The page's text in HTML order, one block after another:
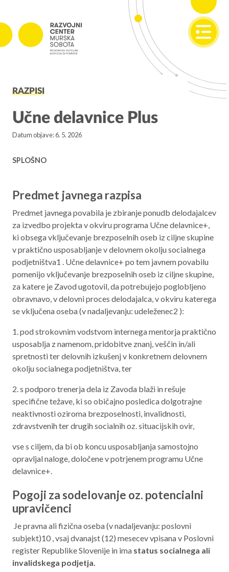
Projekti v izvajanju
Zaključeni projekti
PODJETNIŠTVO
SPOT
PONI
REGIONALNI RAZVOJ
Aktualno programsko obdobje 2021 – 2027
Obmejna problemska območja
O NAS
NAŠE STORITVE
REGIJA
AKTUALNO
RAZPISI
Učne delavnice Plus
Datum objave: 6. 5. 2026
SPLOŠNO
Predmet javnega razpisa
Predmet javnega povabila je zbiranje ponudb delodajalcev
za izvedbo projekta v okviru programa Učne delavnice+,
ki obsega vključevanje brezposelnih oseb iz ciljne skupine
v praktično usposabljanje v delovnem okolju socialnega
podjetništva1 . Učne delavnice+ po tem javnem povabilu
pomenijo vključevanje brezposelnih oseb iz ciljne skupine,
za katere je Zavod ugotovil, da potrebujejo poglobljeno
obravnavo, v delovni proces delodajalca, v okviru katerega
se vključena oseba (v nadaljevanju: udeleženec2 ):
1. pod strokovnim vodstvom internega mentorja praktično
usposablja z namenom, pridobitve znanj, veščin in/ali
spretnosti ter delovnih izkušenj v konkretnem delovnem
okolju socialnega podjetništva, ter
2. s podporo trenerja dela iz Zavoda blaži in rešuje
specifične težave, ki so običajno posledica dolgotrajne
neaktivnosti oziroma brezposelnosti, invalidnosti,
zdravstvenih ter drugih socialnih oz. situacijskih ovir,
vse s ciljem, da bi ob koncu usposabljanja samostojno
opravljal naloge, določene v potrjenem programu Učne
delavnice+.
Pogoji za sodelovanje oz. potencialni
upravičenci
Je pravna ali fizična oseba (v nadaljevanju: poslovni
subjekt)10 , vsaj dvanajst (12) mesecev vpisana v Poslovni
register Republike Slovenije in ima status socialnega ali
invalidskega podjetja.